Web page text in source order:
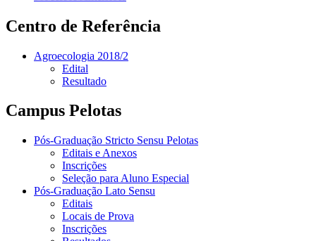
Centro de Referência
Agroecologia 2018/2
Edital
Resultado
Campus Pelotas
Pós-Graduação Stricto Sensu Pelotas
Editais e Anexos
Inscrições
Seleção para Aluno Especial
Pós-Graduação Lato Sensu
Editais
Locais de Prova
Inscrições